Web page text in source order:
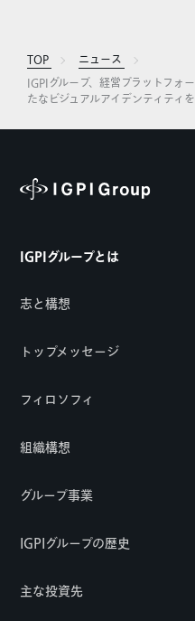
TOP
ニュース
IGPIグループ、経営プラットフォ
たなビジュアルアイデンティティ
IGPIグループとは
志と構想
トップメッセージ
フィロソフィ
組織構想
グループ事業
IGPIグループの歴史
主な投資先